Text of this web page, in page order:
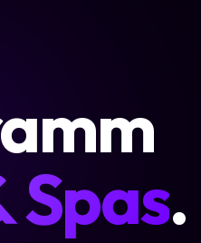
Spas.